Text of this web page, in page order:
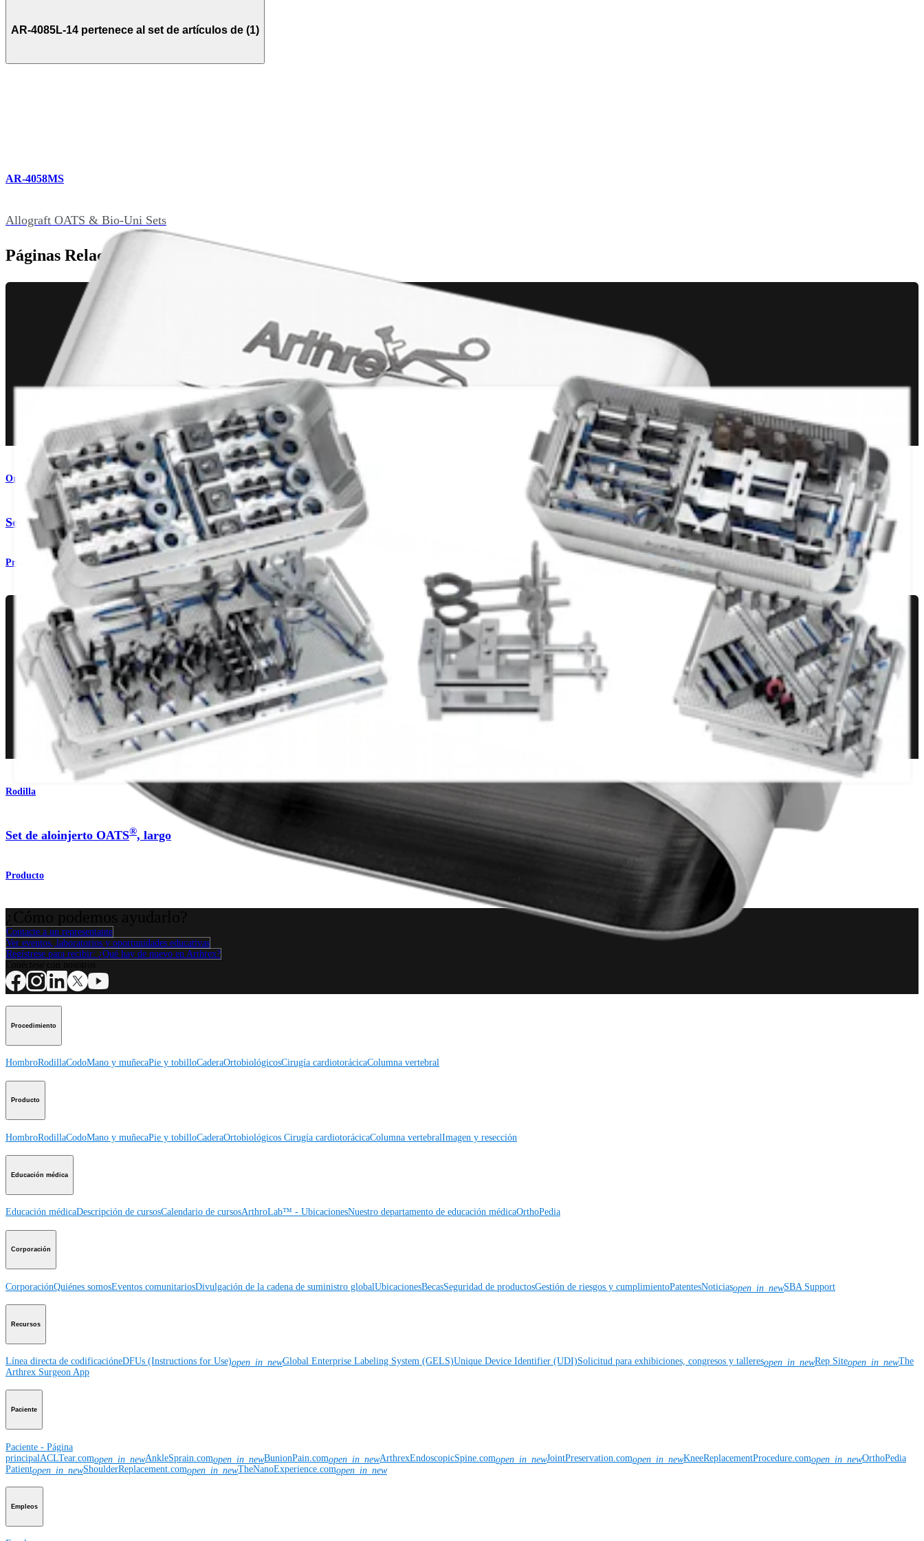
AR-4085L-14 pertenece al set de artículos de (1)
AR-4058MS
Allograft OATS & Bio-Uni Sets
Páginas Relacionadas
Ortobiología
Set de aloinjerto OATS®, largo
Producto
Rodilla
Set de aloinjerto OATS®, largo
Producto
Contacte a un representante
Ver eventos, laboratorios y oportunidades educativas
Regístrese para recibir: ¿Qué hay de nuevo en Arthrex?
Procedimiento
HombroRodillaCodoMano y muñecaPie y tobilloCaderaOrtobiológicosCirugía cardiotorácicaColumna vertebral
Producto
HombroRodillaCodoMano y muñecaPie y tobilloCaderaOrtobiológicos Cirugía cardiotorácicaColumna vertebralImagen y resección
Educación médica
Educación médicaDescripción de cursosCalendario de cursosArthroLab™ - UbicacionesNuestro departamento de educación médicaOrthoPedia
Corporación
CorporaciónQuiénes somosEventos comunitariosDivulgación de la cadena de suministro globalUbicacionesBecasSeguridad de productosGestión de riesgos y cumplimientoPatentesNoticiasopen_in_newSBA Support
Recursos
Línea directa de codificacióneDFUs (Instructions for Use)open_in_newGlobal Enterprise Labeling System (GELS)Unique Device Identifier (UDI)Solicitud para exhibiciones, congresos y talleresopen_in_newRep Siteopen_in_newThe
Arthrex Surgeon App
Paciente
Paciente - Página
principalACLTear.comopen_in_newAnkleSprain.comopen_in_newBunionPain.comopen_in_newArthrexEndoscopicSpine.comopen_in_newJointPreservation.comopen_in_newKneeReplacementProcedure.comopen_in_newOrthoPedia
Patientopen_in_newShoulderReplacement.comopen_in_newTheNanoExperience.comopen_in_new
Empleos